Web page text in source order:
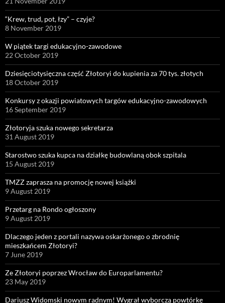
“Krew, trud, pot, łzy” – czyje?
8 November 2019
W piątek targi edukacyjno-zawodowe
22 October 2019
Dziesięciotysięczna część Złotoryi do kupienia za 70 tys. złotych
18 October 2019
Konkursy z okazji powiatowych targów edukacyjno-zawodowych
16 September 2019
Złotoryja szuka nowego sekretarza
31 August 2019
Starostwo szuka kupca na działkę budowlaną obok szpitala
15 August 2019
TMZZ zaprasza na promocję nowej książki
9 August 2019
Przetarg na Rondo ogłoszony
9 August 2019
Dlaczego jeden z portali nazywa oskarżonego o zbrodnię
mieszkańcem Złotoryi?
7 June 2019
Ze Złotoryi poprzez Wrocław do Europarlamentu?
23 May 2019
Dariusz Widomski nowym radnym! Wygrał wyborczą powtórkę